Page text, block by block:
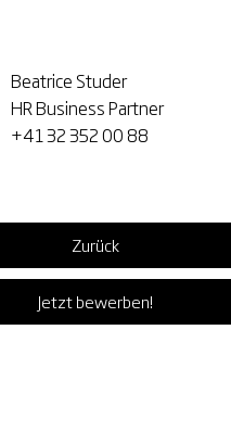
Beatrice Studer
HR Business Partner
+41 32 352 00 88
Zurück
Jetzt bewerben!